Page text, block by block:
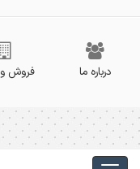
درباره ما فروش و